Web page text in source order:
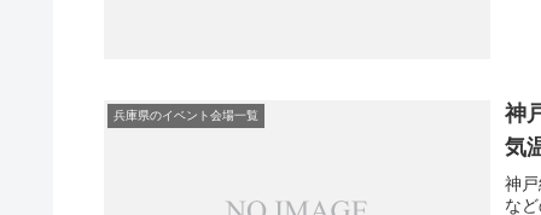
兵庫県のイベント会場一覧
神
気
神
な